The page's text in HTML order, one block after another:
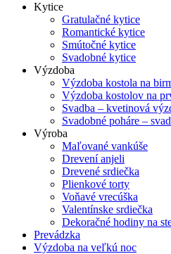
Kytice
Gratulačné kytice
Romantické kytice
Smútočné kytice
Svadobné kytice
Výzdoba
Výzdoba kostola na
Výzdoba kostolov na
Svadba – kvetinová
Svadobné poháre –
Výroba
Maľované vankúše
Drevení anjeli
Drevené srdiečka
Plienkové torty
Voňavé vrecúška
Valentínske srdiečka
Dekoračné hodiny na
Prevádzka
Výzdoba na veľkú noc